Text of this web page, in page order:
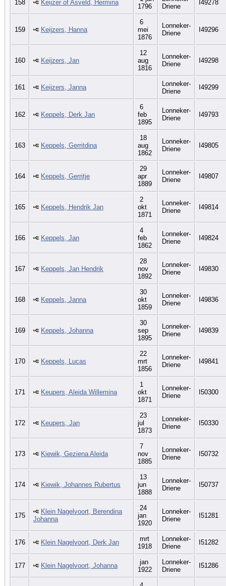
158 Keijzer of Asveld, Hermina
1796
Driene
I49278
159 Keijzers, Hanna
6
mei
1876
Lonneker-
Driene
I49296
160 Keijzers, Jan
12
aug
1816
Lonneker-
Driene
I49298
161 Keijzers, Janna
Lonneker-
Driene
I49299
162 Keppels, Derk Jan
6
feb
1895
Lonneker-
Driene
I49793
163 Keppels, Gerritdina
18
aug
1862
Lonneker-
Driene
I49805
164 Keppels, Gerritje
29
apr
1889
Lonneker-
Driene
I49807
165 Keppels, Hendrik Jan
2
okt
1871
Lonneker-
Driene
I49814
166 Keppels, Jan
4
feb
1862
Lonneker-
Driene
I49824
167 Keppels, Jan Hendrik
28
nov
1892
Lonneker-
Driene
I49830
168 Keppels, Janna
30
okt
1859
Lonneker-
Driene
I49836
169 Keppels, Johanna
30
sep
1895
Lonneker-
Driene
I49839
170 Keppels, Lucas
22
mrt
1856
Lonneker-
Driene
I49841
171 Keupers, Aleida Willemina
1
okt
1871
Lonneker-
Driene
I50300
172 Keupers, Jan
23
jul
1873
Lonneker-
Driene
I50330
173 Kiewik, Geziena Aleida
7
nov
1885
Lonneker-
Driene
I50732
174 Kiewik, Johannes Rubertus
13
jun
1888
Lonneker-
Driene
I50737
175
Klein Nagelvoort, Berendina
Johanna
24
jan
1920
Lonneker-
Driene
I51281
176 Klein Nagelvoort, Derk Jan
mrt
1918
Lonneker-
Driene
I51282
177 Klein Nagelvoort, Johanna
jan
1922
Lonneker-
Driene
I51286